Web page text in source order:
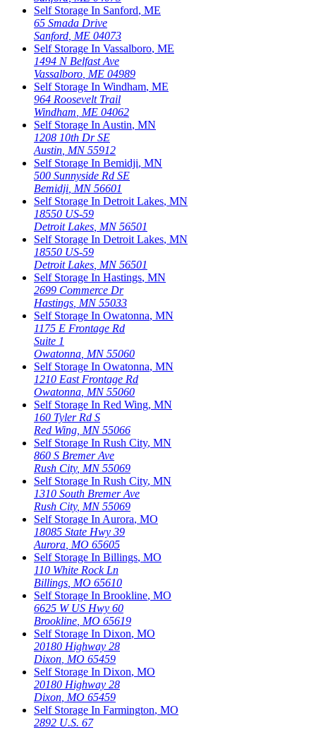
Self Storage In Sanford, ME
65 Smada Drive
Sanford ME 04073
Self Storage In Vassalboro, ME
1494 N Belfast Ave
Vassalboro ME 04989
Self Storage In Windham, ME
964 Roosevelt Trail
Windham ME 04062
Self Storage In Austin, MN
1208 10th Dr SE
Austin MN 55912
Self Storage In Bemidji, MN
500 Sunnyside Rd SE
Bemidji MN 56601
Self Storage In Detroit Lakes, MN
18550 US-59
Detroit Lakes MN 56501
Self Storage In Detroit Lakes, MN
18550 US-59
Detroit Lakes MN 56501
Self Storage In Hastings, MN
2699 Commerce Dr
Hastings MN 55033
Self Storage In Owatonna, MN
1175 E Frontage Rd
Suite 1
Owatonna MN 55060
Self Storage In Owatonna, MN
1210 East Frontage Rd
Owatonna MN 55060
Self Storage In Red Wing, MN
160 Tyler Rd S
Red Wing MN 55066
Self Storage In Rush City, MN
860 S Bremer Ave
Rush City, MN 55069
Self Storage In Rush City, MN
1310 South Bremer Ave
Rush City, MN 55069
Self Storage In Aurora, MO
18085 State Hwy 39
Aurora MO 65605
Self Storage In Billings, MO
110 White Rock Ln
Billings MO 65610
Self Storage In Brookline, MO
6625 W US Hwy 60
Brookline MO 65619
Self Storage In Dixon, MO
20180 Highway 28
Dixon MO 65459
Self Storage In Dixon, MO
20180 Highway 28
Dixon MO 65459
Self Storage In Farmington, MO
2892 U.S. 67